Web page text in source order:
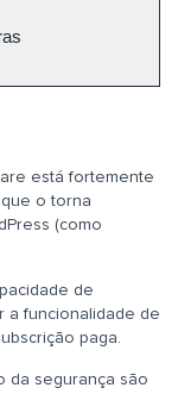
está fortemente
o torna
(como
de
a funcionalidade de
paga.
da segurança são